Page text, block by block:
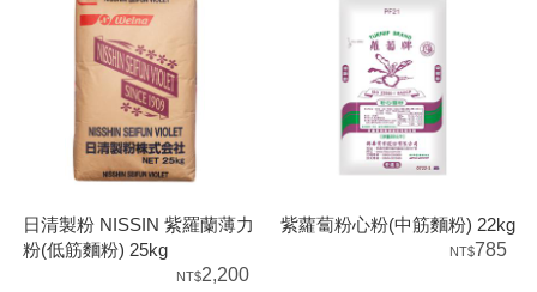
日清製粉 NISSIN 紫羅蘭薄力
粉(低筋麵粉) 25kg
2,200
紫蘿蔔粉心粉(中筋麵粉) 22kg
785